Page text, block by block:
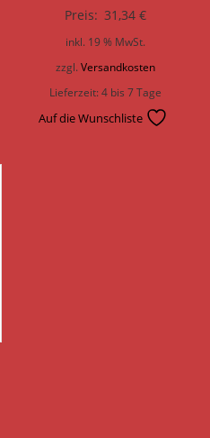
Preis: 31,34 €
inkl. 19 % MwSt.
zzgl. Versandkosten
Lieferzeit:4 bis 7 Tage
Auf die Wunschliste